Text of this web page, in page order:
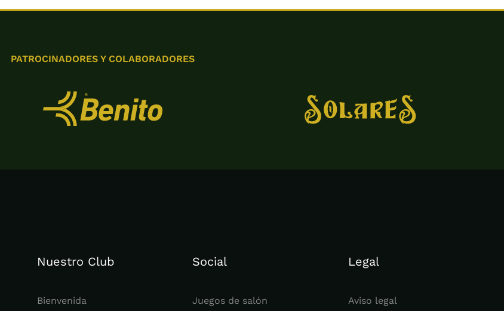
PATROCINADORES Y COLABORADORES
Nuestro Club
Bienvenida
Social
Juegos de salón
Legal
Aviso legal